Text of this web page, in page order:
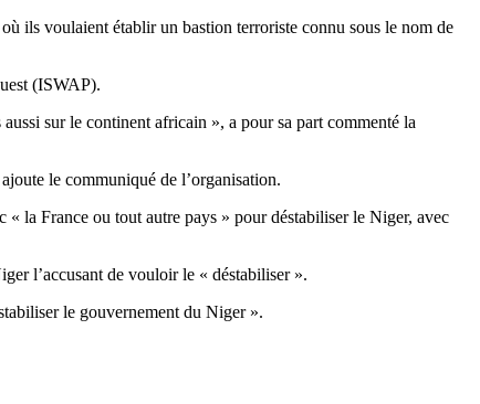
ils voulaient établir un bastion terroriste connu sous le nom de
(ISWAP).
sur le continent africain », a pour sa part commenté la
le communiqué de l’organisation.
la France ou tout autre pays » pour déstabiliser le Niger, avec
l’accusant de vouloir le « déstabiliser ».
le gouvernement du Niger ».